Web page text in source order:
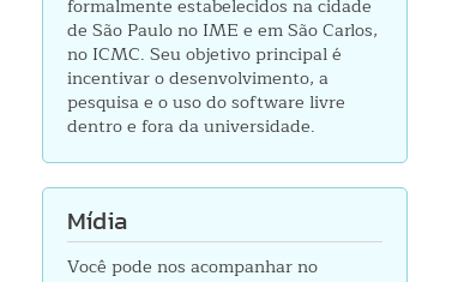
formalmente estabelecidos na cidade
de São Paulo no IME e em São Carlos,
no ICMC. Seu objetivo principal é
incentivar o desenvolvimento, a
pesquisa e o uso do software livre
dentro e fora da universidade.
Mídia
Você pode nos acompanhar no